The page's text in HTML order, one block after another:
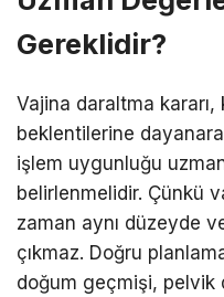
Gereklidir?
Vajina daraltma
beklentilerine
işlem uygunluğu
belirlenmelidir. Çünkü
zaman aynı düzeyde
çıkmaz. Doğru
doğum geçmişi, pelvik